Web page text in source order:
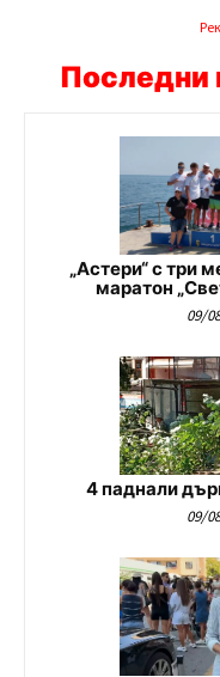
Последни
„Астери“ с три
маратон
09/
4 паднали
09/